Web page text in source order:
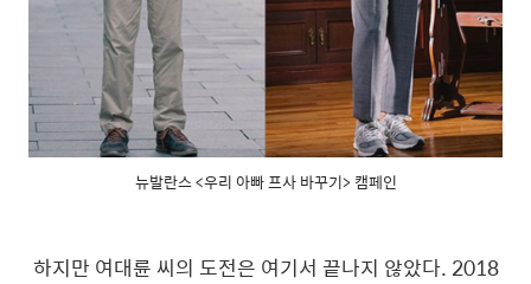
뉴발란스 <우리 아빠 프사 바꾸기> 캠페인
하지만 여대륜 씨의 도전은 여기서 끝나지 않았다. 2018